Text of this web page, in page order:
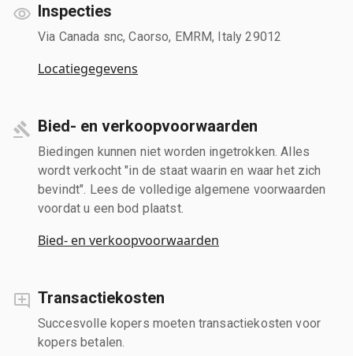
Inspecties
Via Canada snc, Caorso, EMRM, Italy 29012
Locatiegegevens
Bied- en verkoopvoorwaarden
Biedingen kunnen niet worden ingetrokken. Alles
wordt verkocht "in de staat waarin en waar het zich
bevindt". Lees de volledige algemene voorwaarden
voordat u een bod plaatst.
Bied- en verkoopvoorwaarden
Transactiekosten
Succesvolle kopers moeten transactiekosten voor
kopers betalen.